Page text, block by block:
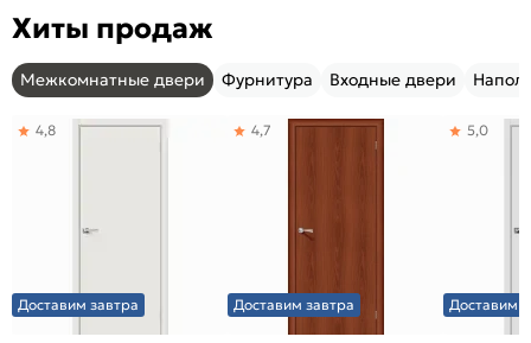
Хиты продаж
Межкомнатные двери Фурнитура Входные двери
Доставим завтра
4,8
Доставим завтра
4,7
Доставим
5,0